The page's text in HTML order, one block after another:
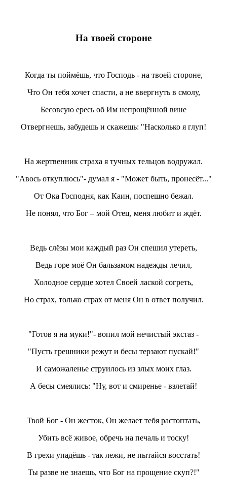
На твоей стороне
Когда ты поймёшь, что Господь - на твоей стороне,
Что Он тебя хочет спасти, а не ввергнуть в смолу,
Бесовсую ересь об Им непрощённой вине
Отвергнешь, забудешь и скажешь: "Насколько я глуп!
На жертвенник страха я тучных тельцов водружал.
"Авось откуплюсь"- думал я - "Может быть, пронесёт..."
От Ока Господня, как Каин, поспешно бежал.
Не понял, что Бог – мой Отец, меня любит и ждёт.
Ведь слёзы мои каждый раз Он спешил утереть,
Ведь горе моё Он бальзамом надежды лечил,
Холодное сердце хотел Своей лаской согреть,
Но страх, только страх от меня Он в ответ получил.
"Готов я на муки!"- вопил мой нечистый экстаз -
"Пусть грешники режут и бесы терзают пускай!"
И саможаленье струилось из злых моих глаз.
А бесы смеялись: "Ну, вот и смиренье - взлетай!
Твой Бог - Он жесток, Он желает тебя растоптать,
Убить всё живое, обречь на печаль и тоску!
В грехи упадёшь - так лежи, не пытайся восстать!
Ты разве не знаешь, что Бог на прощение скуп?!"